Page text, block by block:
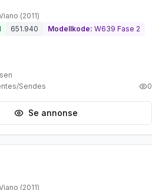
(2011)
651.940 Modellkode: W639 Fase 2
Sendes 0
Se annonse
Brukt - god tilstand
(2011)